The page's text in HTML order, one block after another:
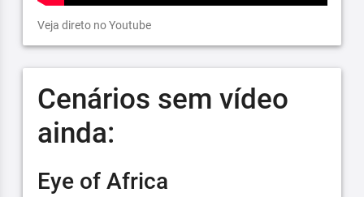
Veja direto no Youtube
Cenários sem vídeo
ainda:
Eye of Africa